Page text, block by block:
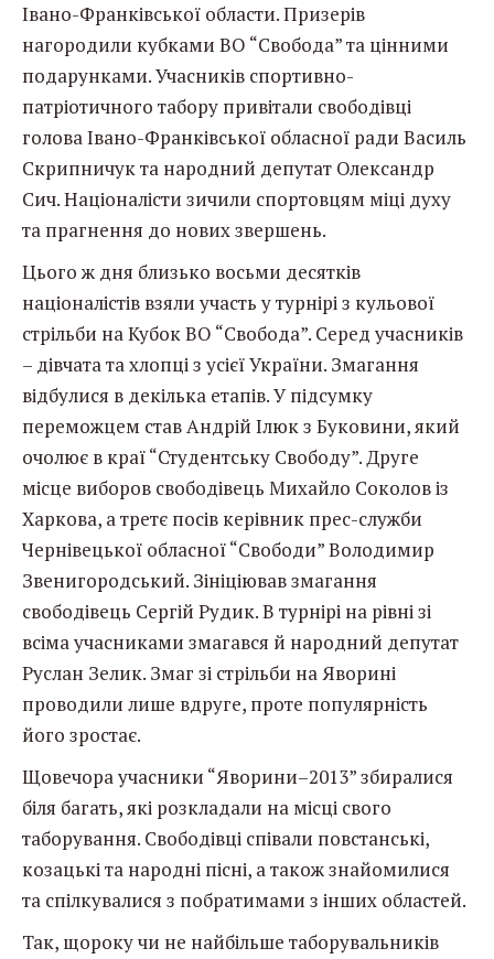
Івано-Франківської области. Призерів
нагородили кубками ВО “Свобода” та цінними
подарунками. Учасників спортивно-
патріотичного табору привітали свободівці
голова Івано-Франківської обласної ради Василь
Скрипничук та народний депутат Олександр
Сич. Націоналісти зичили спортовцям міці духу
та прагнення до нових звершень.
Цього ж дня близько восьми десятків
націоналістів взяли участь у турнірі з кульової
стрільби на Кубок ВО “Свобода”. Серед учасників
– дівчата та хлопці з усієї України. Змагання
відбулися в декілька етапів. У підсумку
переможцем став Андрій Ілюк з Буковини, який
очолює в краї “Студентську Свободу”. Друге
місце виборов свободівець Михайло Соколов із
Харкова, а третє посів керівник прес-служби
Чернівецької обласної “Свободи” Володимир
Звенигородський. Зініціював змагання
свободівець Сергій Рудик. В турнірі на рівні зі
всіма учасниками змагався й народний депутат
Руслан Зелик. Змаг зі стрільби на Яворині
проводили лише вдруге, проте популярність
його зростає.
Щовечора учасники “Яворини–2013” збиралися
біля багать, які розкладали на місці свого
таборування. Свободівці співали повстанські,
козацькі та народні пісні, а також знайомилися
та спілкувалися з побратимами з інших областей.
Так, щороку чи не найбільше таборувальників